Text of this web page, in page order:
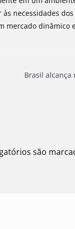
necessidades
mercado dinâmico
Brasil alcança
são